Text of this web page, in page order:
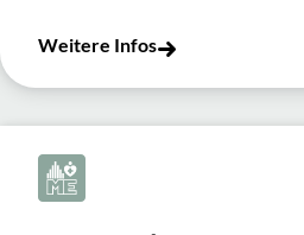
Weitere Infos